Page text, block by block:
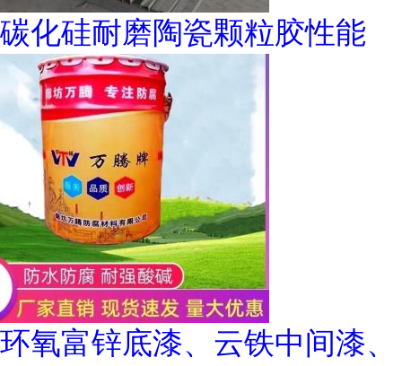
碳化硅耐磨陶瓷颗粒胶性能
环氧富锌底漆、云铁中间漆、